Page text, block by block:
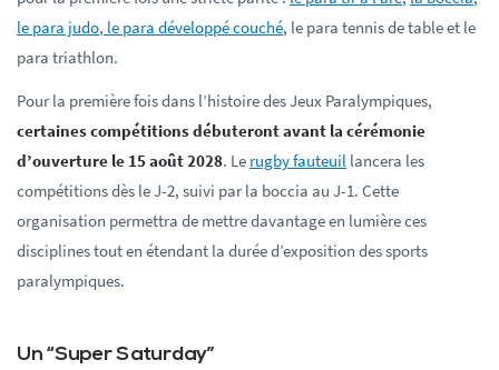
le para judo, le para développé couché, le para tennis de table et le
para triathlon.
Pour la première fois dans l’histoire des Jeux Paralympiques,
certaines compétitions débuteront avant la cérémonie
d’ouverture le 15 août 2028. Le rugby fauteuil lancera les
compétitions dès le J-2, suivi par la boccia au J-1. Cette
organisation permettra de mettre davantage en lumière ces
disciplines tout en étendant la durée d’exposition des sports
paralympiques.
Un “Super Saturday”